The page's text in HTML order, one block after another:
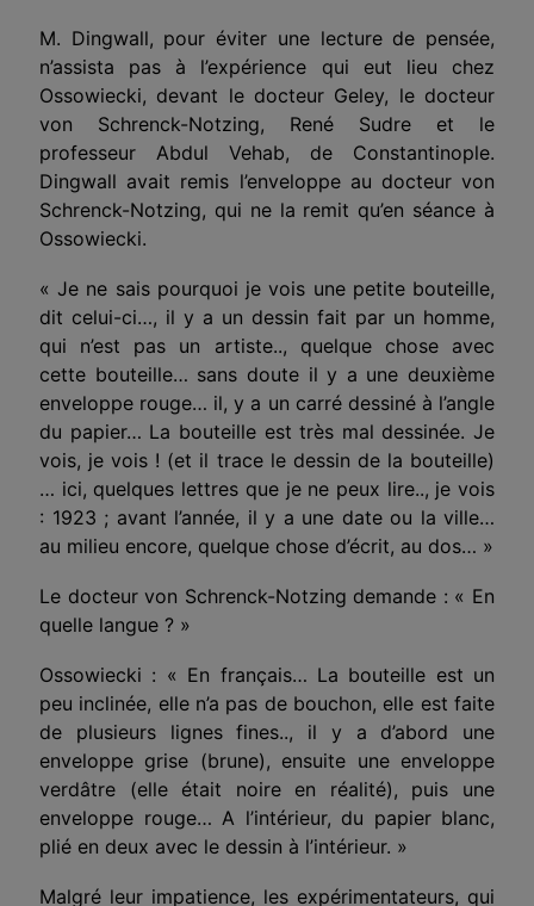
M. Dingwall, pour éviter une lecture de pensée,
n’assista pas à l’expérience qui eut lieu chez
Ossowiecki, devant le docteur Geley, le docteur
von Schrenck-Notzing, René Sudre et le
professeur Abdul Vehab, de Constantinople.
Dingwall avait remis l’enveloppe au docteur von
Schrenck-Notzing, qui ne la remit qu’en séance à
Ossowiecki.
« Je ne sais pourquoi je vois une petite bouteille,
dit celui-ci…, il y a un dessin fait par un homme,
qui n’est pas un artiste.., quelque chose avec
cette bouteille… sans doute il y a une deuxième
enveloppe rouge… il, y a un carré dessiné à l’angle
du papier… La bouteille est très mal dessinée. Je
vois, je vois ! (et il trace le dessin de la bouteille)
… ici, quelques lettres que je ne peux lire.., je vois
: 1923 ; avant l’année, il y a une date ou la ville…
au milieu encore, quelque chose d’écrit, au dos… »
Le docteur von Schrenck-Notzing demande : « En
quelle langue ? »
Ossowiecki : « En français… La bouteille est un
peu inclinée, elle n’a pas de bouchon, elle est faite
de plusieurs lignes fines.., il y a d’abord une
enveloppe grise (brune), ensuite une enveloppe
verdâtre (elle était noire en réalité), puis une
enveloppe rouge… A l’intérieur, du papier blanc,
plié en deux avec le dessin à l’intérieur. »
Malgré leur impatience, les expérimentateurs, qui